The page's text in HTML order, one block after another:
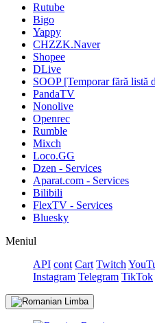
Rutube
Bigo
Yappy
CHZZK.Naver
Shopee
DLive
SOOP [Temporar fără listă
PandaTV
Nonolive
Openrec
Rumble
Mixch
Loco.GG
Dzen - Services
Aparat.com - Services
Bilibili
FlexTV - Services
Bluesky
Meniul
API cont Cart Twitch
Instagram Telegram TikTok
Limba